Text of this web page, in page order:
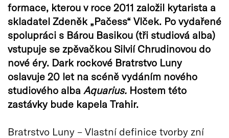
formace, kterou v roce 2011 založil kytarista a
skladatel Zdeněk „Pačess“ Vlček. Po vydařené
spolupráci s Bárou Basikou (tři studiová alba)
vstupuje se zpěvačkou Silvií Chrudinovou do
nové éry. Dark rockové Bratrstvo Luny
oslavuje 20 let na scéně vydáním nového
studiového alba Aquarius. Hostem této
zastávky bude kapela Trahir.
Bratrstvo Luny – Vlastní definice tvorby zní